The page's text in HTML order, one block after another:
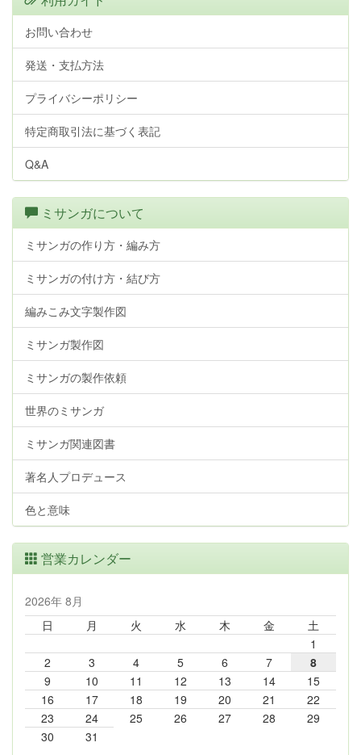
お問い合わせ
発送・支払方法
プライバシーポリシー
特定商取引法に基づく表記
Q&A
ミサンガについて
ミサンガの作り方・編み方
ミサンガの付け方・結び方
編みこみ文字製作図
ミサンガ製作図
ミサンガの製作依頼
世界のミサンガ
ミサンガ関連図書
著名人プロデュース
色と意味
営業カレンダー
2026年 8月
日
月 火 水 木 金
土
1
2
3 4 5 6 7
8
9
10 11 12 13 14
15
16
17 18 19 20 21
22
23
24 25 26 27 28
29
30
31